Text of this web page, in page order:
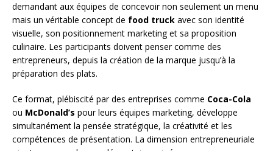
demandant aux équipes de concevoir non seulement un menu
mais un véritable concept de food truck avec son identité
visuelle, son positionnement marketing et sa proposition
culinaire. Les participants doivent penser comme des
entrepreneurs, depuis la création de la marque jusqu’à la
préparation des plats.
Ce format, plébiscité par des entreprises comme Coca-Cola
ou McDonald’s pour leurs équipes marketing, développe
simultanément la pensée stratégique, la créativité et les
compétences de présentation. La dimension entrepreneuriale